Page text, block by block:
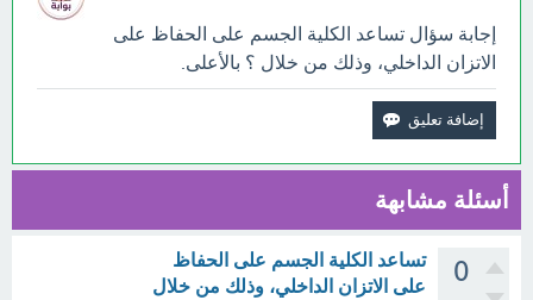
إجابة سؤال تساعد الكلية الجسم على الحفاظ على
الاتزان الداخلي، وذلك من خلال ؟ بالأعلى.
أسئلة مشابهة
0
تساعد الكلية الجسم على الحفاظ
على الاتزان الداخلي، وذلك من خلال